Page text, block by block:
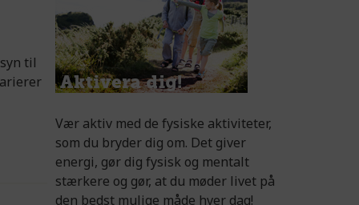
til
Vær aktiv med de fysiske aktiviteter,
som du bryder dig om. Det giver
energi, gør dig fysisk og mentalt
stærkere og gør, at du møder livet på
den bedst mulige måde hver dag!